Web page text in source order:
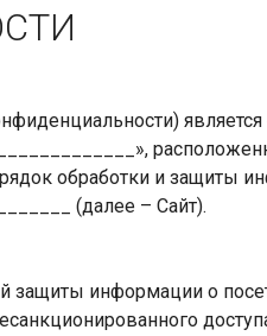
обработки и защиты
(далее – Сайт).
информации о